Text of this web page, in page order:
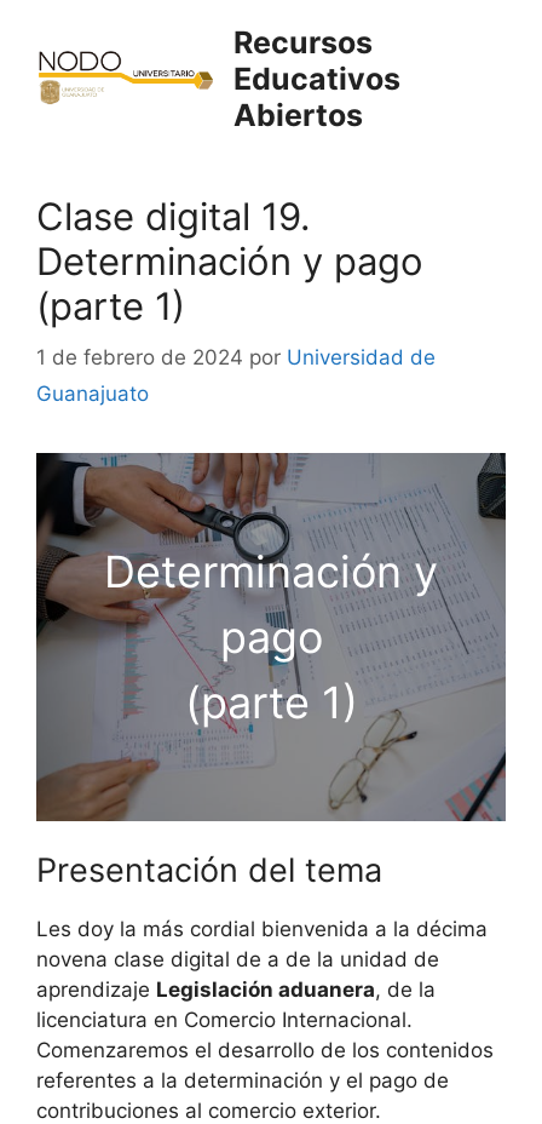
contenido
Recursos
Educativos
Abiertos
Clase digital 19.
Determinación y pago
(parte 1)
1 de febrero de 2024 por Universidad de
Guanajuato
Determinación y
pago
(parte 1)
Presentación del tema
Les doy la más cordial bienvenida a la décima
novena clase digital de a de la unidad de
aprendizaje Legislación aduanera, de la
licenciatura en Comercio Internacional.
Comenzaremos el desarrollo de los contenidos
referentes a la determinación y el pago de
contribuciones al comercio exterior.